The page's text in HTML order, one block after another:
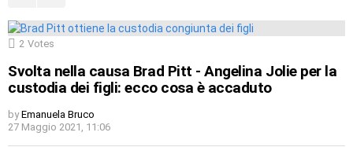
2 Votes
Svolta nella causa Brad Pitt - Angelina Jolie per la
custodia dei figli: ecco cosa è accaduto
by Emanuela Bruco
27 Maggio 2021, 11:06